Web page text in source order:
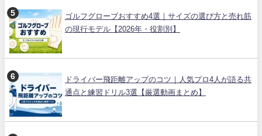
ゴルフグローブおすすめ4選｜サイズの選び方と売れ筋
の現行モデル【2026年・役割別】
ドライバー飛距離アップのコツ｜人気プロ4人が語る共
通点と練習ドリル3選【厳選動画まとめ】